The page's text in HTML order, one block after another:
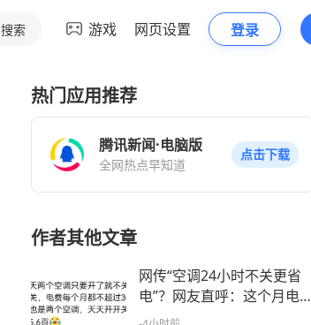
搜索 游戏 网页设置 登录
热门应用推荐
腾讯新闻·电脑版
全网热点早知道
点击下载
作者其他文章
网传“空调24小时不关更省
电”？网友直呼：这个月电费
让人看不懂……